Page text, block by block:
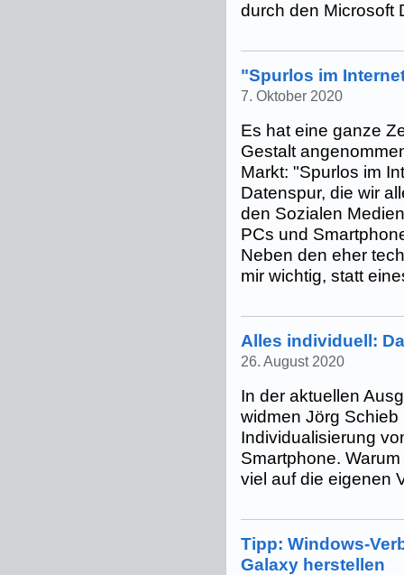
durch den Microsoft
"Spurlos im
7. Oktober 2020
Es hat eine ganze
Gestalt
Markt: "Spurlos im
Datenspur, die wir
den Sozialen
PCs und
Neben den eher
mir wichtig, statt
Alles individuell:
26. August 2020
In der aktuellen
widmen Jörg
Individualisierung
Smartphone.
viel auf die eigenen
Tipp: Windows-
Galaxy herstellen